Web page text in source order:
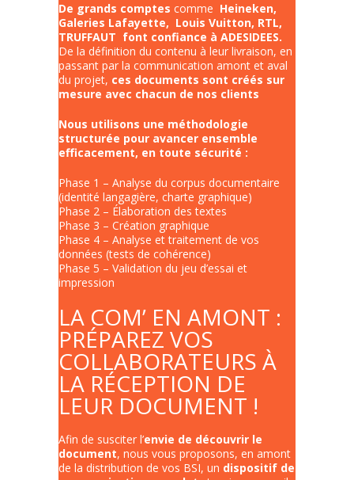
De grands comptes comme Heineken,
Galeries Lafayette, Louis Vuitton, RTL,
TRUFFAUT font confiance à ADESIDEES.
De la définition du contenu à leur livraison, en
passant par la communication amont et aval
du projet, ces documents sont créés sur
mesure avec chacun de nos clients
Nous utilisons une méthodologie
structurée pour avancer ensemble
efficacement, en toute sécurité :
Phase 1 – Analyse du corpus documentaire
(identité langagière, charte graphique)
Phase 2 – Élaboration des textes
Phase 3 – Création graphique
Phase 4 – Analyse et traitement de vos
données (tests de cohérence)
Phase 5 – Validation du jeu d’essai et
impression
LA COM’ EN AMONT :
PRÉPAREZ VOS
COLLABORATEURS À
LA RÉCEPTION DE
LEUR DOCUMENT !
Afin de susciter l’envie de découvrir le
document, nous vous proposons, en amont
de la distribution de vos BSI, un dispositif de